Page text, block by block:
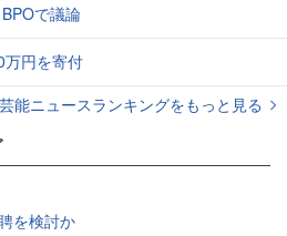
で議論
万円を寄付
芸能ニュースランキングをもっと見る
を検討か